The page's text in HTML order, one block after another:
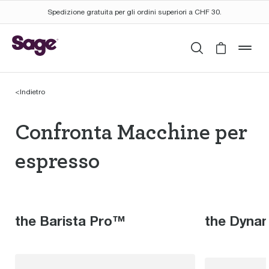
Spedizione gratuita per gli ordini superiori a CHF 30.
CercaCart is
<Indietro
Confronta
Confronta Macchine per
espresso
the Barista Pro™ the